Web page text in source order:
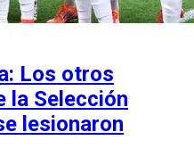
Los otros
la Selección
lesionaron